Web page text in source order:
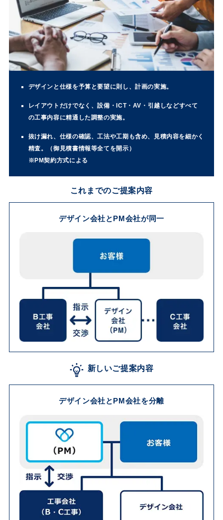
デザインと仕様を予算と要望に則し、計画の実施。
レイアウトだけでなく、設備・ICT・AV・引越しなどすべて
の工事内容に精通した調整の実施。
抜け漏れ、仕様の確認、工法や工期も含め、見積内容を細かく
精査。（御見積書情報等全てを開示）
※PM契約方式による
これまでのご提案内容
デザイン会社とPM会社が同一
新しいご提案内容
デザイン会社とPM会社を分離